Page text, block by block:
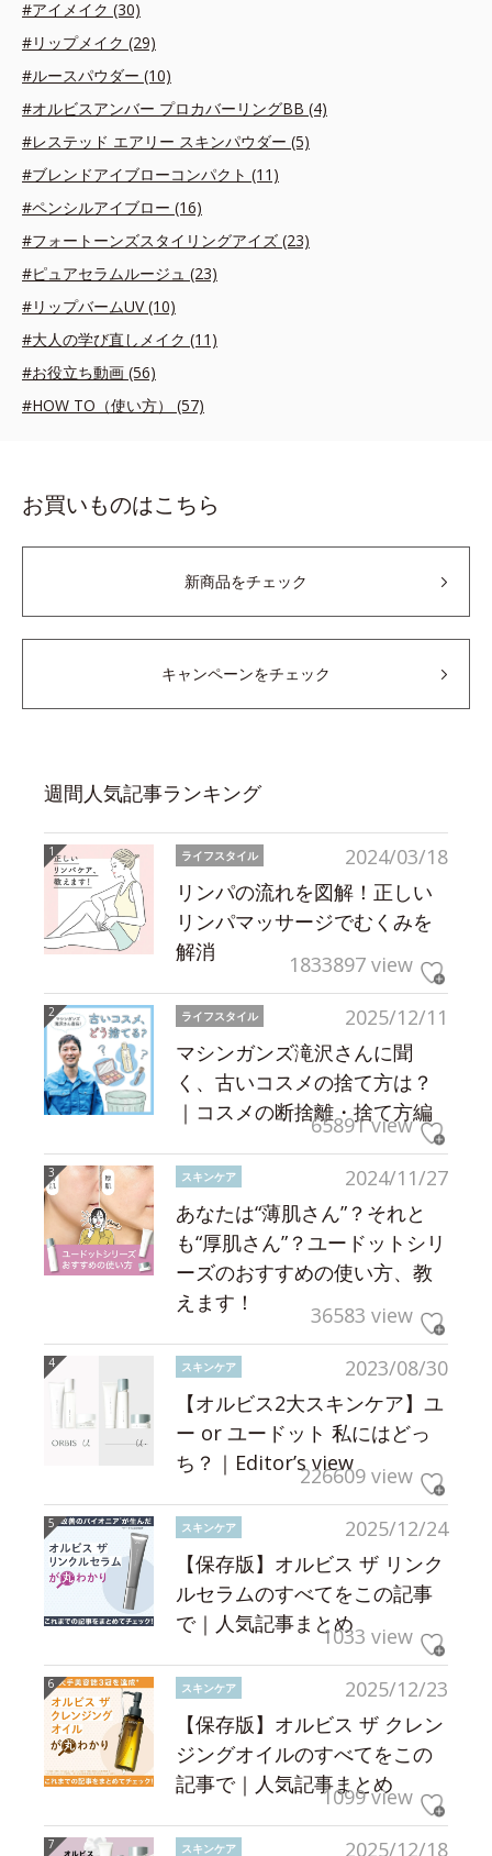
#アイメイク (30)
#リップメイク (29)
#ルースパウダー (10)
#オルビスアンバー プロカバーリングBB (4)
#レステッド エアリー スキンパウダー (5)
#ブレンドアイブローコンパクト (11)
#ペンシルアイブロー (16)
#フォートーンズスタイリングアイズ (23)
#ピュアセラムルージュ (23)
#リップバームUV (10)
#大人の学び直しメイク (11)
#お役立ち動画 (56)
#HOW TO（使い方） (57)
お買いものはこちら
新商品をチェック
キャンペーンをチェック
週間人気記事ランキング
2024/03/18
ライフスタイル
リンパの流れを図解！正しい
リンパマッサージでむくみを
解消
1833897 view
2025/12/11
ライフスタイル
マシンガンズ滝沢さんに聞
く、古いコスメの捨て方は？
｜コスメの断捨離・捨て方編
65891 view
2024/11/27
スキンケア
あなたは“薄肌さん”？それと
も“厚肌さん”？ユードットシリ
ーズのおすすめの使い方、教
えます！
36583 view
2023/08/30
スキンケア
【オルビス2大スキンケア】ユ
ー or ユードット 私にはどっ
ち？｜Editor’s view226609 view
2025/12/24
スキンケア
【保存版】オルビス ザ リンク
ルセラムのすべてをこの記事
で｜人気記事まとめ1033 view
2025/12/23
スキンケア
【保存版】オルビス ザ クレン
ジングオイルのすべてをこの
記事で｜人気記事まとめ
1099 view
2025/12/18
スキンケア